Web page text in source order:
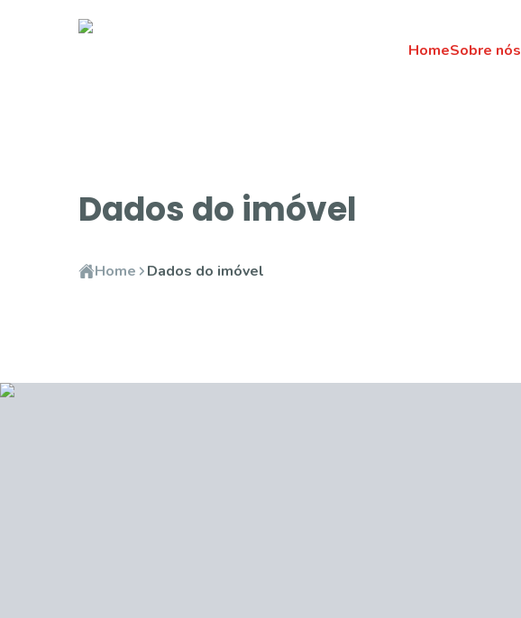
HomeSobre nós
Dados do imóvel
Home Dados do imóvel